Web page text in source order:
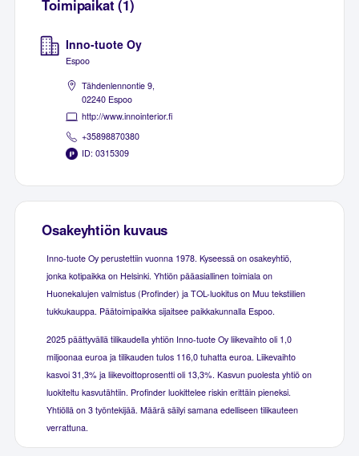
Toimipaikat (1)
Inno-tuote Oy
Espoo
Tähdenlennontie 9,
02240 Espoo
http://www.innointerior.fi
+35898870380
ID: 0315309
Osakeyhtiön kuvaus
Inno-tuote Oy perustettiin vuonna 1978. Kyseessä on osakeyhtiö,
jonka kotipaikka on Helsinki. Yhtiön pääasiallinen toimiala on
Huonekalujen valmistus (Profinder) ja TOL-luokitus on Muu tekstiilien
tukkukauppa. Päätoimipaikka sijaitsee paikkakunnalla Espoo.
2025 päättyvällä tilikaudella yhtiön Inno-tuote Oy liikevaihto oli 1,0
miljoonaa euroa ja tilikauden tulos 116,0 tuhatta euroa. Liikevaihto
kasvoi 31,3% ja liikevoittoprosentti oli 13,3%. Kasvun puolesta yhtiö on
luokiteltu kasvutähtiin. Profinder luokittelee riskin erittäin pieneksi.
Yhtiöllä on 3 työntekijää. Määrä säilyi samana edelliseen tilikauteen
verrattuna.